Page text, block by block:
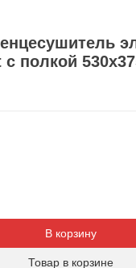
полкой
В корзину
Товар в корзине